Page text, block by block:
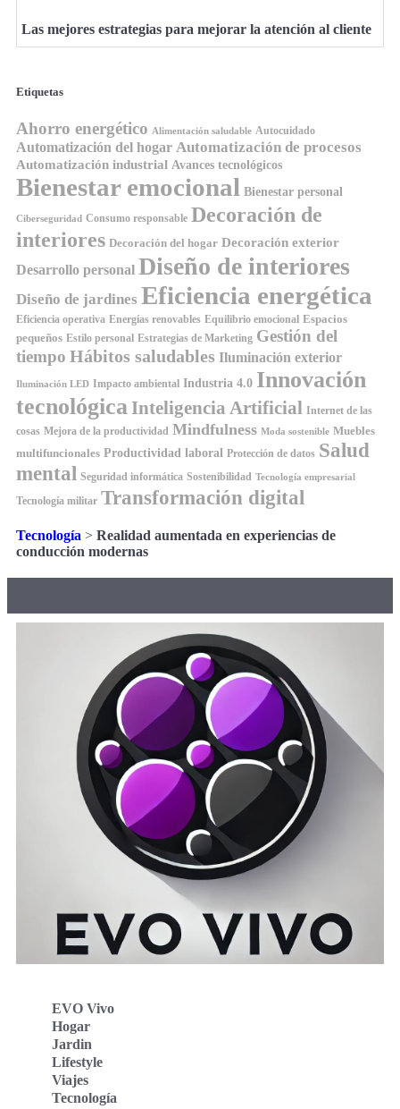
Las mejores estrategias para mejorar la atención al cliente
Etiquetas
Ahorro energético Alimentación saludable Autocuidado
Automatización del hogar Automatización de procesos
Automatización industrial Avances tecnológicos
Bienestar emocional Bienestar personal
Ciberseguridad Consumo responsable Decoración de
interiores Decoración del hogar Decoración exterior
Desarrollo personal Diseño de interiores
Diseño de jardines Eficiencia energética
Eficiencia operativa Energías renovables Equilibrio emocional Espacios
pequeños Estilo personal Estrategias de Marketing Gestión del
tiempo Hábitos saludables Iluminación exterior
Iluminación LED Impacto ambiental Industria 4.0 Innovación
tecnológica Inteligencia Artificial Internet de las
cosas Mejora de la productividad Mindfulness Moda sostenible Muebles
multifuncionales Productividad laboral Protección de datos Salud
mental Seguridad informática Sostenibilidad Tecnología empresarial
Tecnología militar Transformación digital
Tecnología > Realidad aumentada en experiencias de
conducción modernas
EVO Vivo
Hogar
Jardin
Lifestyle
Viajes
Tecnología